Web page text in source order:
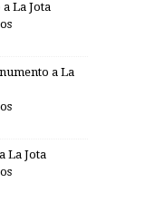
La Jota
a La
La Jota